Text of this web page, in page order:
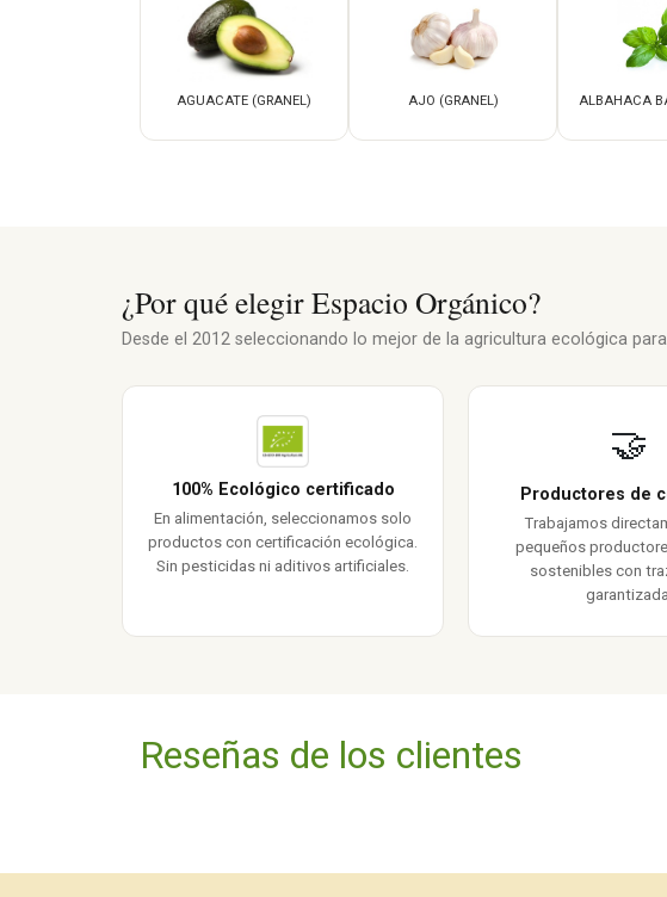
AGUACATE (GRANEL) AJO (GRANEL) ALBAHACA
¿Por qué elegir Espacio Orgánico?
Desde el 2012 seleccionando lo mejor de la agricultura ecológica
100% Ecológico certificado
En alimentación, seleccionamos solo
productos con certificación ecológica.
Sin pesticidas ni aditivos artificiales.
🤝
Productores de
Trabajamos
pequeños
sostenibles con
Reseñas de los clientes